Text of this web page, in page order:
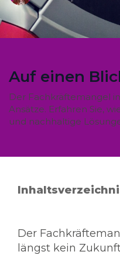
Auf einen
Der Fachkräftemangel
Ansätze. Erfahren Sie,
und nachhaltige
Der
längst kein